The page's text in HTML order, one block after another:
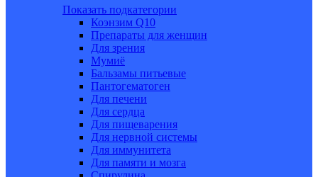
Показать подкатегории
Коэнзим Q10
Препараты для женщин
Для зрения
Мумиё
Бальзамы питьевые
Пантогематоген
Для печени
Для сердца
Для пищеварения
Для нервной системы
Для иммунитета
Для памяти и мозга